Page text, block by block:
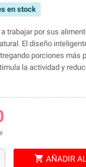
en stock
trabajar por sus
El diseño
porciones más
la actividad y
shopping_cart AÑADIR